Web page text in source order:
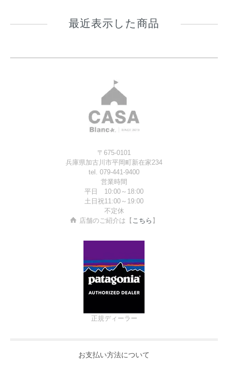
最近表示した商品
〒675-0101
兵庫県加古川市平岡町新在家234
tel. 079-441-9400
営業時間
平日 10:00～18:00
土日祝11:00～19:00
不定休
店舗のご紹介は【 こちら 】
正規ディーラー
お支払い方法について